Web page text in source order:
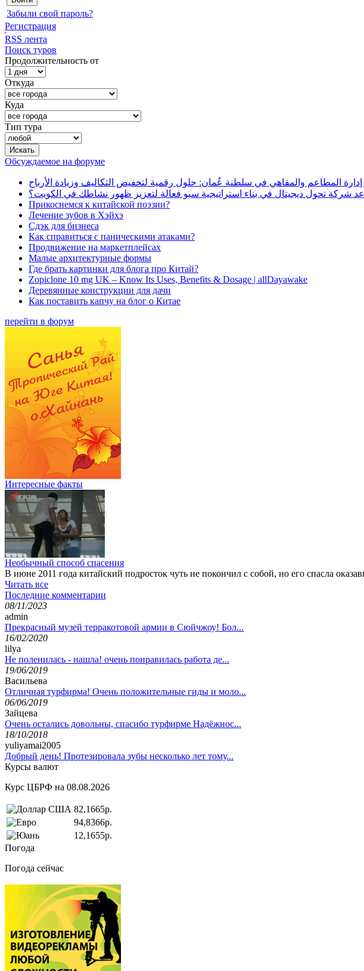
Забыли свой пароль?
Регистрация
RSS лента
Поиск туров
Продолжительность от
Откуда
Куда
Тип тура
Обсуждаемое на форуме
إدارة المطاعم والمقاهي في سلطنة عُمان: حلول رقمية لتخفيض التكاليف وزيادة الأرباح
شركة تحول ديجيتال في بناء استراتيجية سيو فعالة لتعزيز ظهور نشاطك في الكويت؟
Прикоснемся к китайской поэзии?
Лечение зубов в Хэйхэ
Сдэк для бизнеса
Как справиться с паническими атаками?
Продвижение на маркетплейсах
Малые архитектурные формы
Где брать картинки для блога про Китай?
Zopiclone 10 mg UK – Know Its Uses, Benefits & Dosage | allDayawake
Деревянные конструкции для дачи
Как поставить капчу на блог о Китае
перейти в форум
Интересные факты
Необычный способ спасения
В июне 2011 года китайский подросток чуть не покончил с собой, но его спасла
Читать все
Последние комментарии
08/11/2023
admin
Прекрасный музей терракотовой армии в Сюйчжоу! Бол...
16/02/2020
lilya
Не поленилась - нашла! очень понравилась работа де...
19/06/2019
Васильева
Отличная турфирма! Очень положительные гиды и моло...
06/06/2019
Зайцева
Очень остались довольны, спасибо турфирме Надёжнос...
18/10/2018
yuliyamai2005
Добрый день! Протезировала зубы несколько лет тому...
Курсы валют
Курс ЦБРФ на 08.08.2026
82,1665р.
94,8366р.
12,1655р.
Погода
Погода сейчас